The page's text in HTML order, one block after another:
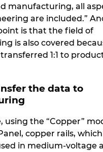
manufacturing, all
are included.”
is that the field of
is also covered
1:1 to
the data to
using the “Copper”
copper rails,
in medium-voltage